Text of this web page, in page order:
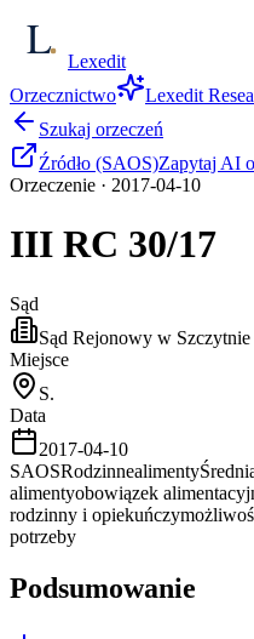
Lexedit
Orzecznictwo
Lexedit
Szukaj orzeczeń
Źródło (SAOS)Zapytaj AI
Orzeczenie · 2017-04-10
III RC 30/17
Sąd
Sąd Rejonowy w Szczytnie
Miejsce
S.
Data
2017-04-10
SAOSRodzinnealimenty
alimentyobowiązek
rodzinny i opiekuńczy
potrzeby
Podsumowanie